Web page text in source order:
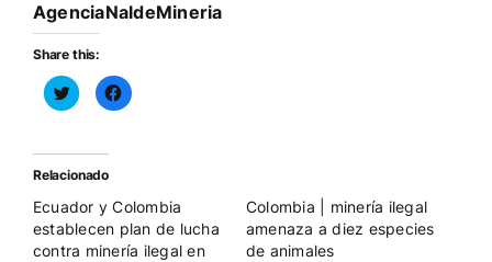
AgenciaNaldeMineria
Share this:
Haz
clic
Twitter
(Se
abre
una
ventana
nueva)
Haz
clic
una
ventana
nueva)
Relacionado
Ecuador y Colombia
establecen plan de lucha
contra minería ilegal en
Colombia | minería ilegal
amenaza a diez especies
de animales